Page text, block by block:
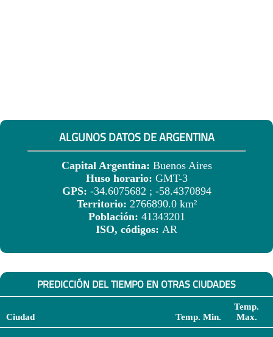
ALGUNOS DATOS DE ARGENTINA
Capital Argentina: Buenos Aires
Huso horario: GMT-3
GPS: -34.6075682 ; -58.4370894
Territorio: 2766890.0 km²
Población: 41343201
ISO, códigos: AR
PREDICCIÓN DEL TIEMPO EN OTRAS CIUDADES
Ciudad Temp. Min.
Temp.
Max.